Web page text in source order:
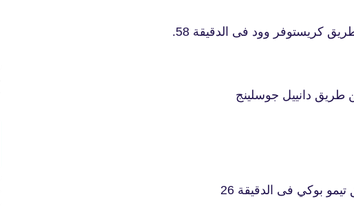
كريستوفر وود فى الدقيقة 58.
طريق دانييل جوسلينج
بوكي فى الدقيقة 26